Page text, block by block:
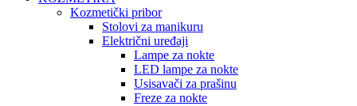
Kozmetički pribor
Stolovi za manikuru
Električni uređaji
Lampe za nokte
LED lampe za nokte
Usisavači za prašinu
Freze za nokte